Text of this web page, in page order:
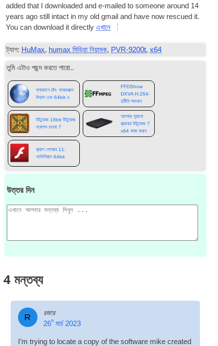
added that I down­loaded and e‑mailed to someone around 14
years ago still intact in my old gmail and have now res­cued it.
You can down­load it dir­ectly এখানে
ট্যাগ: HuMax, humax মিডিয়া নিয়ামক, PVR-9200t,x64
তুমি এটাও পছন্দ করতে পারো..
ফ্যাকাশে চাঁদ: ফায়ারফক্স
উন্নত এবং 64bit এ
FFDShow
DXVA H.264-
দুর্নীতি সমাধান
উইন্ডোজ 16bit উইন্ডোজ
অ্যাপস চালনা 7
আপনার পুরানো
স্ক্যানার উইন্ডোজ 7
x64 কাজ করুন
ফ্ল্যাশ প্লেয়ার 11:
অফিসিয়াল 64bit
উত্তর দিন
4মন্তব্য
R
রজার
26মমার্চ 2023
I’m try­ing to loc­ate a copy of the soft­ware mike cre­ated